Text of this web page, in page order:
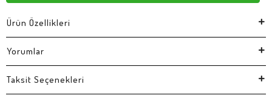
Ürün Özellikleri
Yorumlar
Taksit Seçenekleri